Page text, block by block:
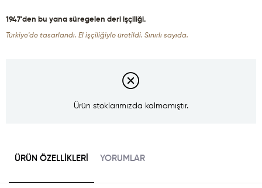
1947'den bu yana süregelen deri işçiliği.
Türkiye'de tasarlandı. El işçiliğiyle üretildi. Sınırlı sayıda.
Ürün stoklarımızda kalmamıştır.
ÜRÜN ÖZELLIKLERI YORUMLAR